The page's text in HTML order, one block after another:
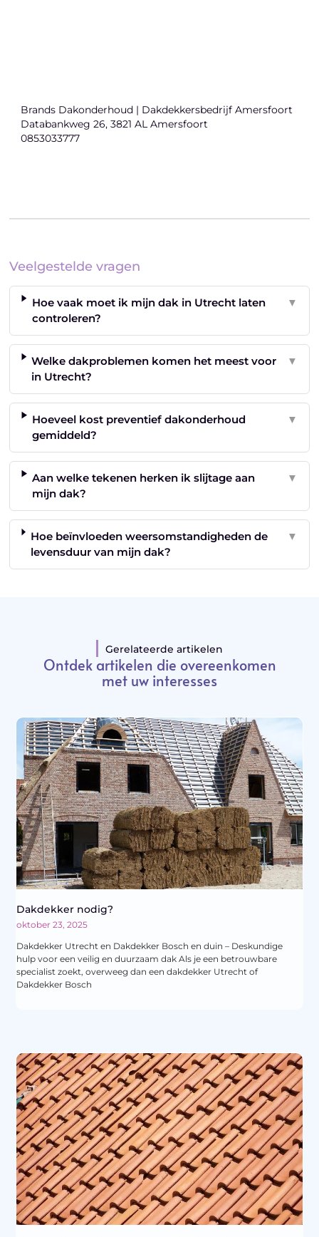
Brands Dakonderhoud | Dakdekkersbedrijf Amersfoort
Databankweg 26, 3821 AL Amersfoort
0853033777
Veelgestelde vragen
Hoe vaak moet ik mijn dak in Utrecht laten
controleren?
▼
Welke dakproblemen komen het meest voor
in Utrecht?
▼
Hoeveel kost preventief dakonderhoud
gemiddeld?
▼
Aan welke tekenen herken ik slijtage aan
mijn dak?
▼
Hoe beïnvloeden weersomstandigheden de
levensduur van mijn dak?
▼
Gerelateerde artikelen
Ontdek artikelen die overeenkomen
met uw interesses
Dakdekker nodig?
oktober 23, 2025
Dakdekker Utrecht en Dakdekker Bosch en duin – Deskundige
hulp voor een veilig en duurzaam dak Als je een betrouwbare
specialist zoekt, overweeg dan een dakdekker Utrecht of
Dakdekker Bosch